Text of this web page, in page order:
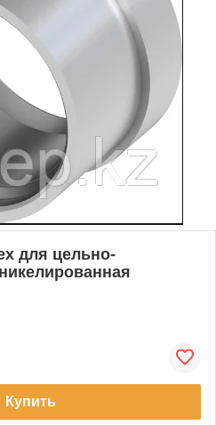
для цельно-
Купить